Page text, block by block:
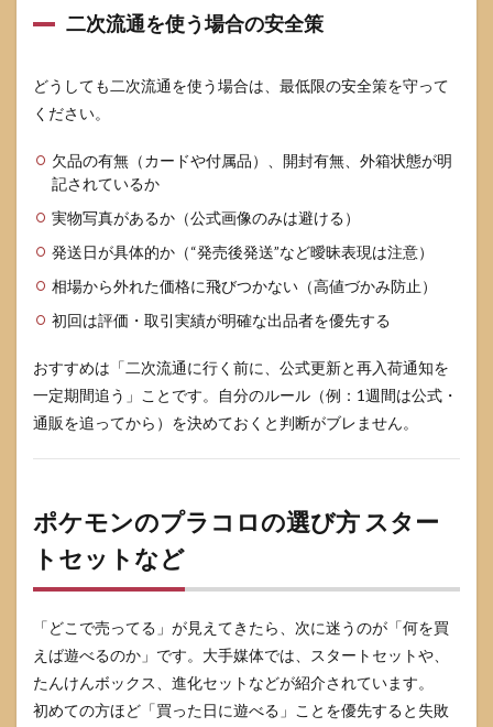
二次流通を使う場合の安全策
どうしても二次流通を使う場合は、最低限の安全策を守って
ください。
欠品の有無（カードや付属品）、開封有無、外箱状態が明
記されているか
実物写真があるか（公式画像のみは避ける）
発送日が具体的か（“発売後発送”など曖昧表現は注意）
相場から外れた価格に飛びつかない（高値づかみ防止）
初回は評価・取引実績が明確な出品者を優先する
おすすめは「二次流通に行く前に、公式更新と再入荷通知を
一定期間追う」ことです。自分のルール（例：1週間は公式・
通販を追ってから）を決めておくと判断がブレません。
ポケモンのプラコロの選び方 スター
トセットなど
「どこで売ってる」が見えてきたら、次に迷うのが「何を買
えば遊べるのか」です。大手媒体では、スタートセットや、
たんけんボックス、進化セットなどが紹介されています。
初めての方ほど「買った日に遊べる」ことを優先すると失敗